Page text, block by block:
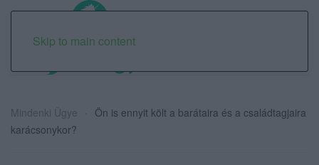
Skip to main content
Mindenki Ügye
Ön is ennyit költ a barátaira és a családtagjaira
karácsonykor?